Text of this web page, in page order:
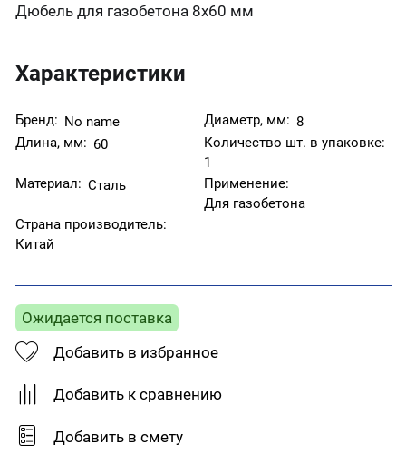
Дюбель для газобетона 8х60 мм
Характеристики
Бренд: No name Диаметр, мм: 8
Длина, мм: 60
Количество шт. в упаковке:
1
Материал: Сталь
Применение:
Для газобетона
Страна производитель:
Китай
Ожидается поставка
Добавить в избранное
Добавить к сравнению
Добавить в смету